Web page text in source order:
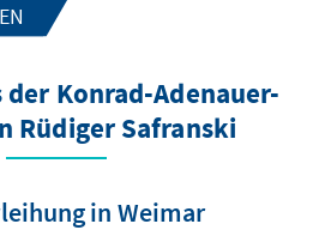
Konrad-Adenauer-
Rüdiger Safranski
in Weimar